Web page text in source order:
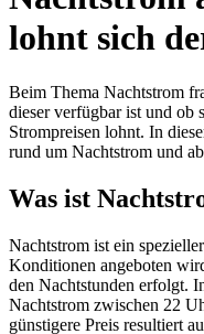
lohnt sich
Beim Thema Nachtstrom
dieser verfügbar ist und ob
Strompreisen lohnt. In
rund um Nachtstrom und
Was ist
Nachtstrom ist ein
Konditionen angeboten
den Nachtstunden erfolgt.
Nachtstrom zwischen 22
günstigere Preis resultiert